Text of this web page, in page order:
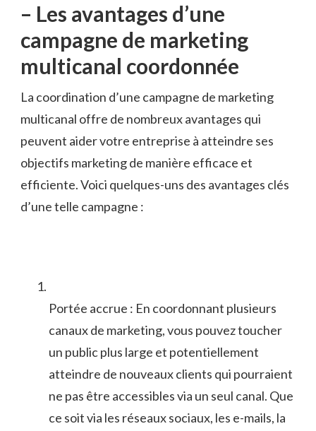
– Les avantages d’une
campagne de marketing
multicanal coordonnée
La‍ coordination d’une ⁣campagne de ‌marketing
‌multicanal​ offre de nombreux ‍avantages ⁣qui
peuvent aider votre entreprise ⁢à atteindre⁣ ses
objectifs marketing de‍ manière efficace et
efficiente. Voici​ quelques-uns des avantages clés⁤
d’une⁣ telle campagne :
Portée accrue‌ : ⁤En coordonnant plusieurs
canaux de marketing, vous‍ pouvez toucher
un‍ public⁣ plus ⁢large et potentiellement
atteindre de nouveaux clients qui⁤ pourraient‌
ne pas⁤ être accessibles⁤ via ⁤un⁤ seul ‌canal.⁤ Que
ce soit via les ⁢réseaux⁤ sociaux, les⁣ e-mails, la⁣